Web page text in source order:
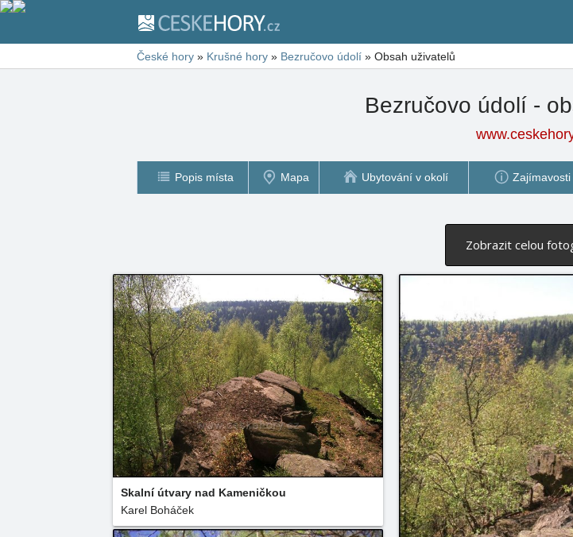
České hory » Krušné hory » Bezručovo údolí » Obsah uživatelů
Bezručovo údolí -
Popis místa Mapa Ubytování v okolí
Zobrazit celou
Skalní útvary nad Kameničkou
Karel Boháček